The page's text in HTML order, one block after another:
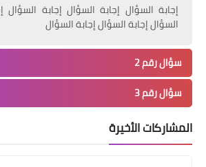
مقالات
جهاد طه: انفجارات برج البراجنة
سوى العدو الصهيوني
إجابة السؤال إجابة السؤال إجابة السؤال
السؤال إجابة السؤال إجابة السؤال
سؤال رقم 2
سؤال رقم 3
المشاركات الأخيرة